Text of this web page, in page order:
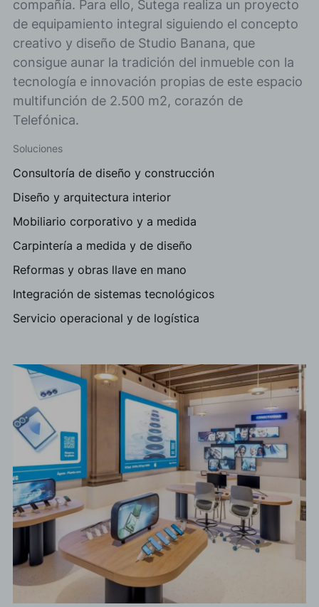
compañía. Para ello, Sutega realiza un proyecto
de equipamiento integral siguiendo el concepto
creativo y diseño de Studio Banana, que
consigue aunar la tradición del inmueble con la
tecnología e innovación propias de este espacio
multifunción de 2.500 m2, corazón de
Telefónica.
Soluciones
Consultoría de diseño y construcción
Diseño y arquitectura interior
Mobiliario corporativo y a medida
Carpintería a medida y de diseño
Reformas y obras llave en mano
Integración de sistemas tecnológicos
Servicio operacional y de logística